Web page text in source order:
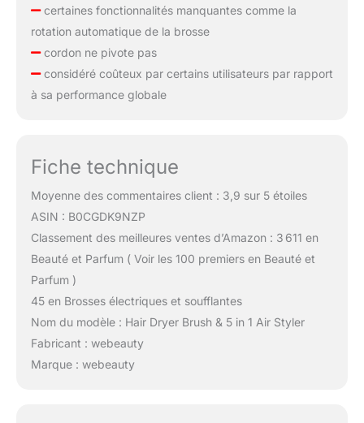
certaines fonctionnalités manquantes comme la
rotation automatique de la brosse
cordon ne pivote pas
considéré coûteux par certains utilisateurs par rapport
à sa performance globale
Fiche technique
Moyenne des commentaires client : 3,9 sur 5 étoiles
ASIN : B0CGDK9NZP
Classement des meilleures ventes d’Amazon : 3 611 en
Beauté et Parfum ( Voir les 100 premiers en Beauté et
Parfum )
45 en Brosses électriques et soufflantes
Nom du modèle : Hair Dryer Brush & 5 in 1 Air Styler
Fabricant : webeauty
Marque : webeauty